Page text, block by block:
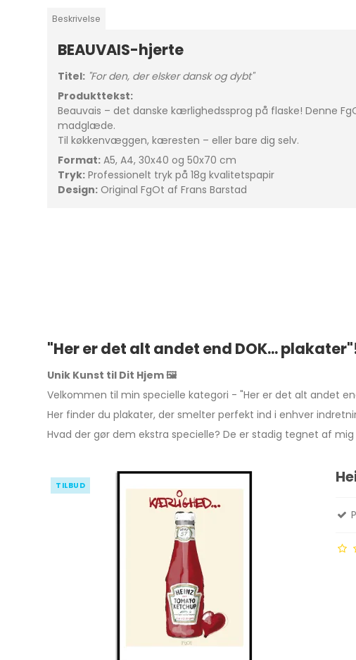
Beskrivelse
BEAUVAIS-hjerte
Titel: "For den, der elsker dansk og dybt"
Produkttekst:
Beauvais – det danske kærlighedssprog på flaske! Denne
madglæde.
Til køkkenvæggen, kæresten – eller bare dig selv.
Format: A5, A4, 30x40 og 50x70 cm
Tryk: Professionelt tryk på 18g kvalitetspapir
Design: Original FgOt af Frans Barstad
"Her er det alt andet end DOK...
Unik Kunst til Dit Hjem 🖼️
Velkommen til min specielle kategori - "Her er det alt andet
Her finder du plakater, der smelter perfekt ind i enhver
Hvad der gør dem ekstra specielle? De er stadig tegnet af
TILBUD